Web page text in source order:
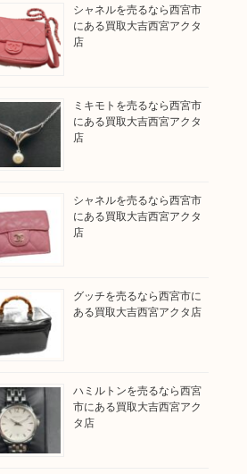
シャネルを売るなら西宮市
にある買取大吉西宮アクタ
店
ミキモトを売るなら西宮市
にある買取大吉西宮アクタ
店
シャネルを売るなら西宮市
にある買取大吉西宮アクタ
店
グッチを売るなら西宮市に
ある買取大吉西宮アクタ店
ハミルトンを売るなら西宮
市にある買取大吉西宮アク
タ店